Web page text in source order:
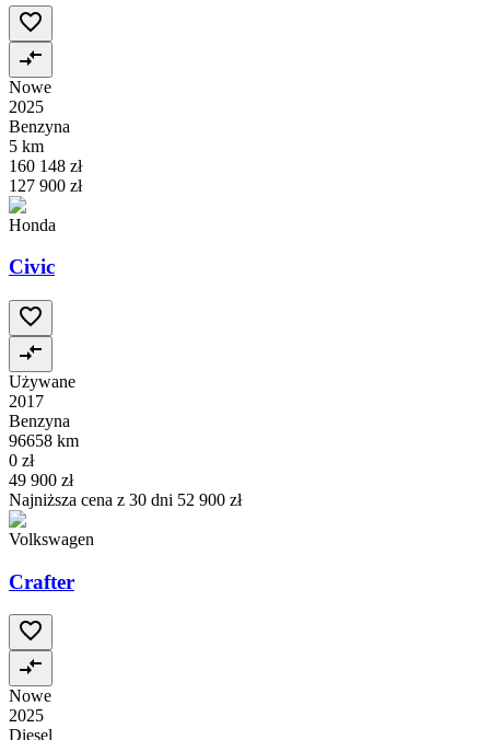
Nowe
2025
Benzyna
5 km
160 148 zł
127 900 zł
Honda
Civic
Używane
2017
Benzyna
96658 km
0 zł
49 900 zł
Najniższa cena z 30 dni 52 900 zł
Volkswagen
Crafter
Nowe
2025
Diesel